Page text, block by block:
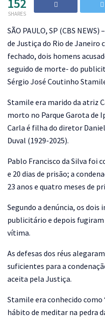
SHARES
SÃO PAULO, SP (CBS
de Justiça do Rio de Janeiro
fechado, dois homens
seguido de morte- do
Sérgio José Coutinho
Stamile era marido da atriz
morto no Parque Garota de
Carla é filha do diretor
Duval (1929-2025).
Pablo Francisco da Silva foi
e 20 dias de prisão; a
23 anos e quatro meses de
Segundo a denúncia, os
publicitário e depois
vítima.
As defesas dos réus
suficientes para a
aceita pela Justiça.
Stamile era conhecido como
hábito de meditar na pedra